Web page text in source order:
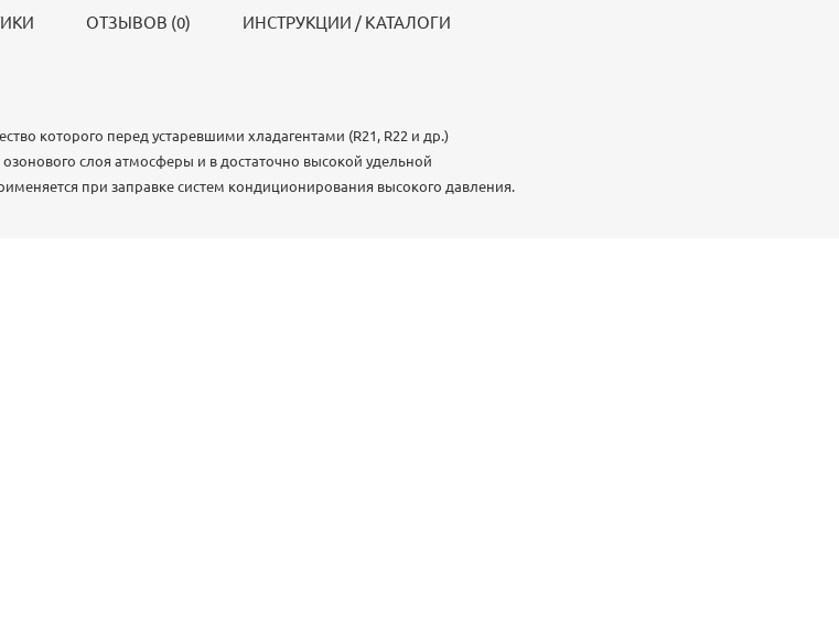
ОТЗЫВОВ (0) ИНСТРУКЦИИ / КАТАЛОГИ
которого перед устаревшими хладагентами (R21, R22 и др.)
слоя атмосферы и в достаточно высокой удельной
при заправке систем кондиционирования высокого давления.